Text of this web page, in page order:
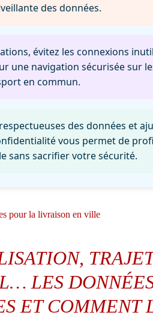
des données.
évitez les connexions
une navigation sécurisée sur
en commun.
des données et
vous permet de
sans sacrifier votre sécurité.
pour la livraison en ville
LES
ET COMMENT